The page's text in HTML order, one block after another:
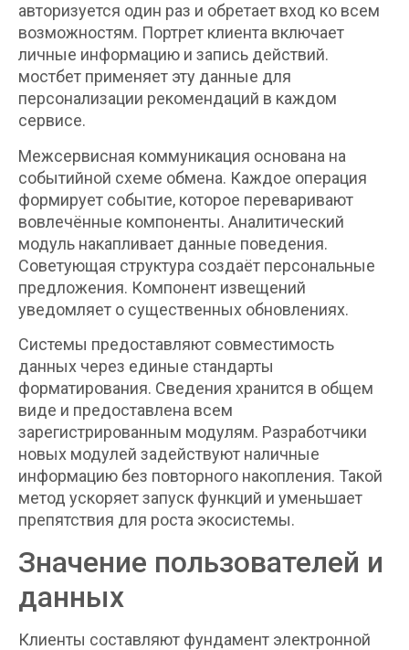
авторизуется один раз и обретает вход ко всем
возможностям. Портрет клиента включает
личные информацию и запись действий.
мостбет применяет эту данные для
персонализации рекомендаций в каждом
сервисе.
Межсервисная коммуникация основана на
событийной схеме обмена. Каждое операция
формирует событие, которое переваривают
вовлечённые компоненты. Аналитический
модуль накапливает данные поведения.
Советующая структура создаёт персональные
предложения. Компонент извещений
уведомляет о существенных обновлениях.
Системы предоставляют совместимость
данных через единые стандарты
форматирования. Сведения хранится в общем
виде и предоставлена всем
зарегистрированным модулям. Разработчики
новых модулей задействуют наличные
информацию без повторного накопления. Такой
метод ускоряет запуск функций и уменьшает
препятствия для роста экосистемы.
Значение пользователей и
данных
Клиенты составляют фундамент электронной